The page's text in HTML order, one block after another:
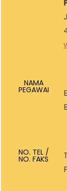
NAMA
PEGAWAI
NO. TEL /
NO. FAKS